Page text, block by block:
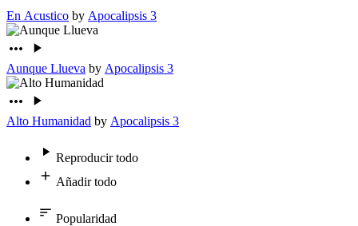
En Acustico by Apocalipsis 3
Aunque Llueva by Apocalipsis 3
Alto Humanidad by Apocalipsis 3
Reproducir todo
Añadir todo
Popularidad